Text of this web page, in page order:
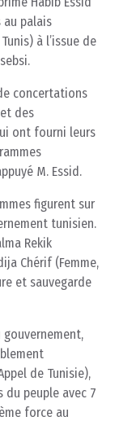
au palais
à l’issue de
concertations
des
ont fourni leurs
M. Essid.
figurent sur
tunisien.
Rekik
Chérif (Femme,
et sauvegarde
de Tunisie),
du peuple avec 7
force au